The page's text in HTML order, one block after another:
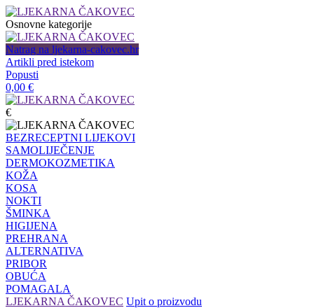
Osnovne kategorije
Natrag na ljekarna-cakovec.hr
Artikli pred istekom
Popusti
0,00 €
€
BEZRECEPTNI LIJEKOVI
SAMOLIJEČENJE
DERMOKOZMETIKA
KOŽA
KOSA
NOKTI
ŠMINKA
HIGIJENA
PREHRANA
ALTERNATIVA
PRIBOR
OBUĆA
POMAGALA
LJEKARNA ČAKOVEC Upit o proizvodu